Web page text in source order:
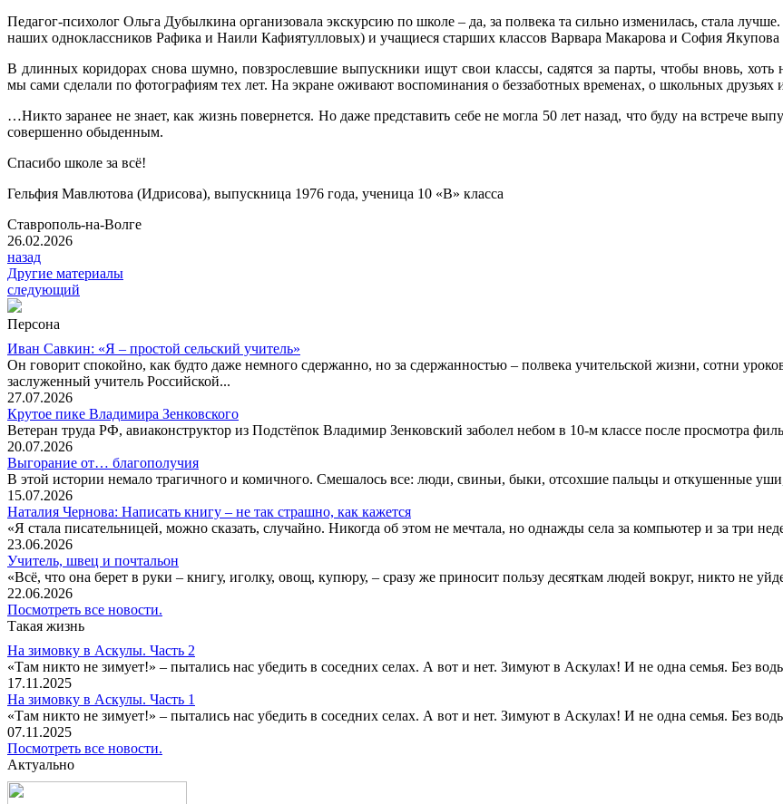
Педагог-психолог Ольга Дубылкина организовала экскурсию по школе – да, за полвека та сильно изменилась, стала
наших одноклассников Рафика и Наили Кафиятулловых) и учащиеся старших классов Варвара Макарова и София
В длинных коридорах снова шумно, повзрослевшие выпускники ищут свои классы, садятся за парты, чтобы вновь, хоть
мы сами сделали по фотографиям тех лет. На экране оживают воспоминания о беззаботных временах, о школьных друзьях
…Никто заранее не знает, как жизнь повернется. Но даже представить себе не могла 50 лет назад, что буду на встрече
совершенно обыденным.
Спасибо школе за всё!
Гельфия Мавлютова (Идрисова), выпускница 1976 года, ученица 10 «В» класса
Ставрополь-на-Волге
26.02.2026
назад
Другие материалы
следующий
Персона
Иван Савкин: «Я – простой сельский учитель»
Он говорит спокойно, как будто даже немного сдержанно, но за сдержанностью – полвека учительской жизни, сотни
заслуженный учитель Российской...
27.07.2026
Крутое пике Владимира Зенковского
Ветеран труда РФ, авиаконструктор из Подстёпок Владимир Зенковский заболел небом в 10-м классе после просмотра
20.07.2026
Выгорание от… благополучия
В этой истории немало трагичного и комичного. Смешалось все: люди, свиньи, быки, отсохшие пальцы и откушенные
15.07.2026
Наталия Чернова: Написать книгу – не так страшно, как кажется
«Я стала писательницей, можно сказать, случайно. Никогда об этом не мечтала, но однажды села за компьютер и за три
23.06.2026
Учитель, швец и почтальон
«Всё, что она берет в руки – книгу, иголку, овощ, купюру, – сразу же приносит пользу десяткам людей вокруг, никто не
22.06.2026
Посмотреть все новости.
Такая жизнь
На зимовку в Аскулы. Часть 2
«Там никто не зимует!» – пытались нас убедить в соседних селах. А вот и нет. Зимуют в Аскулах! И не одна семья. Без
17.11.2025
На зимовку в Аскулы. Часть 1
«Там никто не зимует!» – пытались нас убедить в соседних селах. А вот и нет. Зимуют в Аскулах! И не одна семья. Без
07.11.2025
Посмотреть все новости.
Актуально